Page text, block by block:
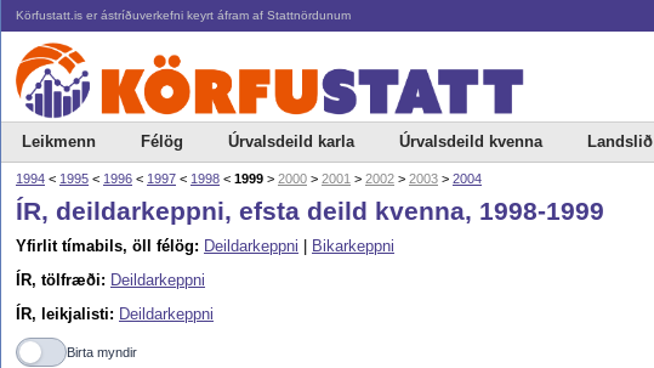
Körfustatt.is er ástríðuverkefni keyrt áfram af Stattnördunum
Leikmenn Félög Úrvalsdeild karla Úrvalsdeild kvenna Landslið
1994 < 1995 < 1996 < 1997 < 1998 < 1999 > 2000 > 2001 > 2002 > 2003 > 2004
ÍR, deildarkeppni, efsta deild kvenna, 1998-1999
Yfirlit tímabils, öll félög: Deildarkeppni
Bikarkeppni
ÍR, tölfræði: Deildarkeppni
ÍR, leikjalisti: Deildarkeppni
Birta myndir